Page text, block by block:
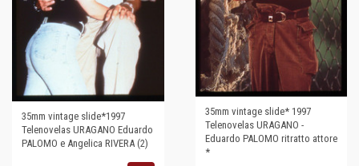
35mm vintage slide*1997
Telenovelas URAGANO Eduardo
PALOMO e Angelica RIVERA (2)
35mm vintage slide* 1997
Telenovelas URAGANO -
Eduardo PALOMO ritratto attore
*